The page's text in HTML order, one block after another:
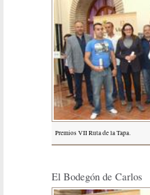
Premios VII Ruta de la Tapa.
El Bodegón de Carlos